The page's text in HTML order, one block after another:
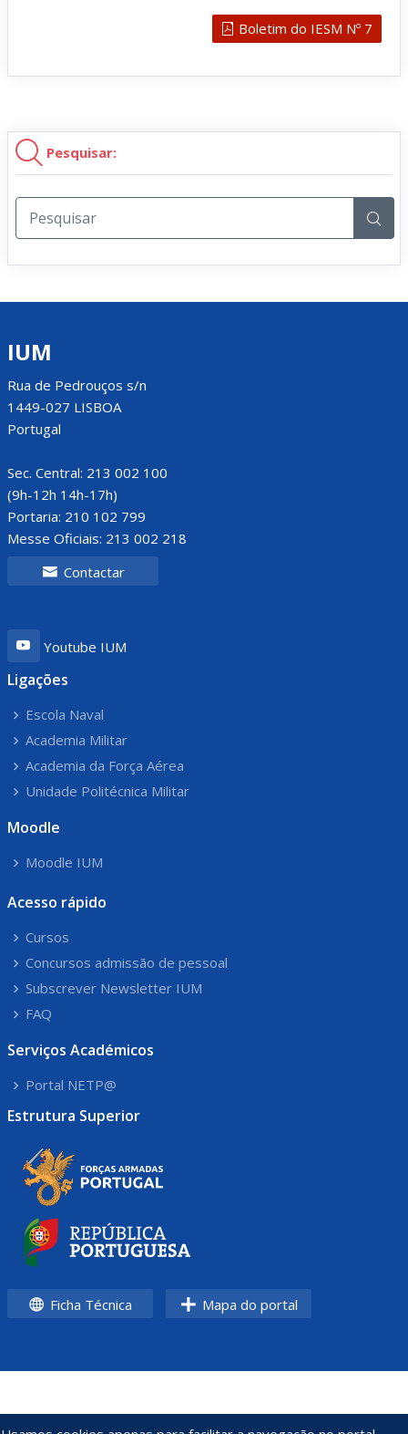
Boletim do IESM Nº 7
Pesquisar:
IUM
Rua de Pedrouços s/n
1449-027 LISBOA
Portugal
Sec. Central: 213 002 100
(9h-12h 14h-17h)
Portaria: 210 102 799
Messe Oficiais: 213 002 218
Contactar
Youtube IUM
Ligações
Escola Naval
Academia Militar
Academia da Força Aérea
Unidade Politécnica Militar
Moodle
Moodle IUM
Acesso rápido
Cursos
Concursos admissão de pessoal
Subscrever Newsletter IUM
FAQ
Serviços Académicos
Portal NETP@
Estrutura Superior
Ficha Técnica Mapa do portal